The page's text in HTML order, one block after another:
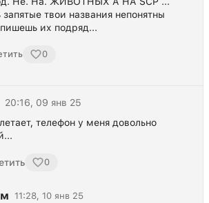
запятые твои названия непонятны
их подряд...
0
20:16, 09 янв 25
телефон у меня довольно
0
11:28, 10 янв 25